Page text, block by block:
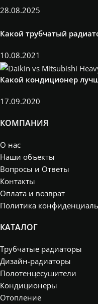
28.08.2025
Какой трубчатый
10.08.2021
Какой кондиционер
17.09.2020
КОМПАНИЯ
О нас
Наши объекты
Вопросы и Ответы
Контакты
Оплата и возврат
Политика
КАТАЛОГ
Трубчатые радиаторы
Дизайн-радиаторы
Полотенцесушители
Кондиционеры
Отопление